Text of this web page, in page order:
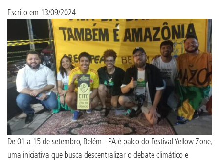
Escrito em 13/09/2024
De 01 a 15 de setembro, Belém - PA é palco do Festival Yellow Zone,
uma iniciativa que busca descentralizar o debate climático e